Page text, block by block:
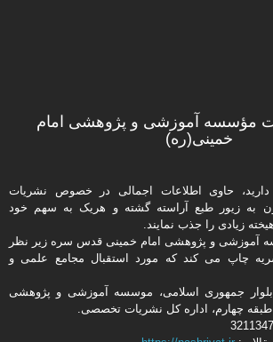
مؤسسه آموزشی و پژوهشی امام
خمینی(ره)
حاوی اطلاعات اجمالی در خصوص نشریات
به زیور طبع آراسته گشته و هریک به سهم خود
زیادی را جذب نمایند.
آموزشی و پژوهشی امام خمینی قدس سره زیر نظر
پژوهش 18 نشریه چاپ می کند که مورد استقبال مجامع علمی و
بلوار جمهوری اسلامی، موسسه آموزشی و پژوهشی
چهارم، اداره كل نشریات تخصصی.